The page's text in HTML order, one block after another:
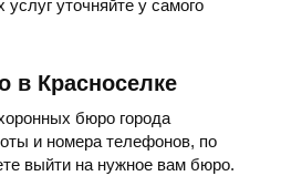
уточняйте у самого
в Красноселке
бюро города
и номера телефонов, по
выйти на нужное вам бюро.